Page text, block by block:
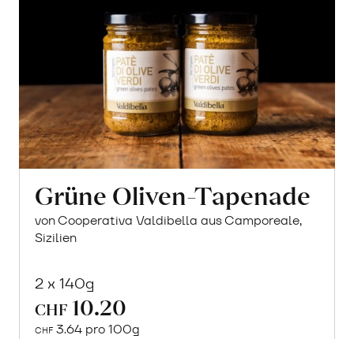
Grüne Oliven-Tapenade
von Cooperativa Valdibella aus Camporeale,
Sizilien
2 x 140g
CHF 10.20
CHF 3.64 pro 100g